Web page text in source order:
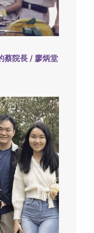
蔡院長 / 廖炳堂